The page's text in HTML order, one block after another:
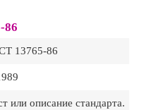
86
13765-86
или описание стандарта.